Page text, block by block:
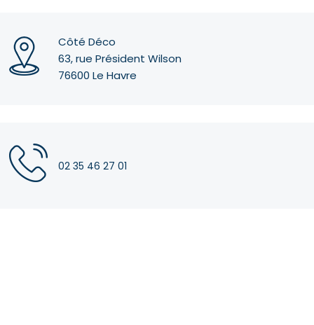
Côté Déco
63, rue Président Wilson
76600 Le Havre
02 35 46 27 01